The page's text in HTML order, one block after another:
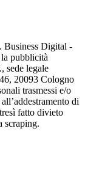
Business Digital -
pubblicità
sede legale
20093 Cologno
trasmessi e/o
di
fatto divieto
scraping.